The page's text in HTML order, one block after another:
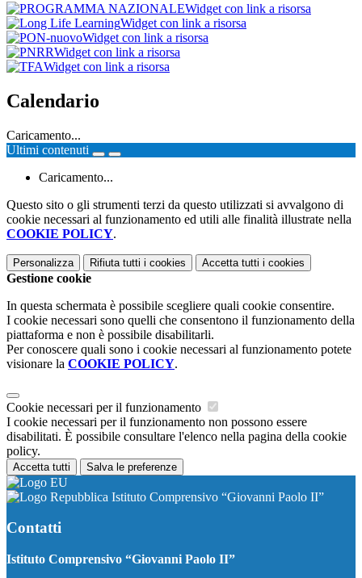
Widget con link a risorsa
Widget con link a risorsa
Widget con link a risorsa
Widget con link a risorsa
Widget con link a risorsa
Calendario
Caricamento...
Ultimi contenuti
Caricamento...
Questo sito o gli strumenti terzi da questo utilizzati si avvalgono di
cookie necessari al funzionamento ed utili alle finalità illustrate nella
COOKIE POLICY.
Personalizza Rifiuta tutti i cookies Accetta tutti i cookies
Gestione cookie
In questa schermata è possibile scegliere quali cookie consentire.
I cookie necessari sono quelli che consentono il funzionamento della
piattaforma e non è possibile disabilitarli.
Per conoscere quali sono i cookie necessari al funzionamento potete
visionare la COOKIE POLICY.
Cookie necessari per il funzionamento
I cookie necessari per il funzionamento non possono essere
disabilitati. È possibile consultare l'elenco nella pagina della cookie
policy.
Accetta tutti Salva le preferenze
Istituto Comprensivo “Giovanni Paolo II”
Contatti
Istituto Comprensivo “Giovanni Paolo II”